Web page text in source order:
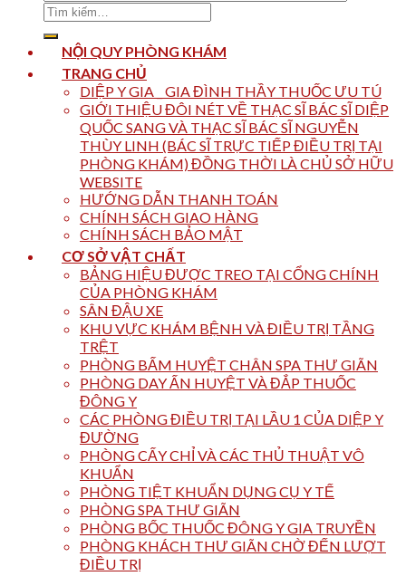
Tìm
kiếm:
NỘI QUY PHÒNG KHÁM
TRANG CHỦ
DIỆP Y GIA _ GIA ĐÌNH THẦY THUỐC ƯU TÚ
GIỚI THIỆU ĐÔI NÉT VỀ THẠC SĨ BÁC SĨ DIỆP
QUỐC SANG VÀ THẠC SĨ BÁC SĨ NGUYỄN
THÙY LINH (BÁC SĨ TRỰC TIẾP ĐIỀU TRỊ TẠI
PHÒNG KHÁM) ĐỒNG THỜI LÀ CHỦ SỞ HỮU
WEBSITE
HƯỚNG DẪN THANH TOÁN
CHÍNH SÁCH GIAO HÀNG
CHÍNH SÁCH BẢO MẬT
CƠ SỞ VẬT CHẤT
BẢNG HIỆU ĐƯỢC TREO TẠI CỔNG CHÍNH
CỦA PHÒNG KHÁM
SÂN ĐẬU XE
KHU VỰC KHÁM BỆNH VÀ ĐIỀU TRỊ TẦNG
TRỆT
PHÒNG BẤM HUYỆT CHÂN SPA THƯ GIÃN
PHÒNG DAY ẤN HUYỆT VÀ ĐẮP THUỐC
ĐÔNG Y
CÁC PHÒNG ĐIỀU TRỊ TẠI LẦU 1 CỦA DIỆP Y
ĐƯỜNG
PHÒNG CẤY CHỈ VÀ CÁC THỦ THUẬT VÔ
KHUẨN
PHÒNG TIỆT KHUẨN DỤNG CỤ Y TẾ
PHÒNG SPA THƯ GIÃN
PHÒNG BỐC THUỐC ĐÔNG Y GIA TRUYỀN
PHÒNG KHÁCH THƯ GIÃN CHỜ ĐẾN LƯỢT
ĐIỀU TRỊ